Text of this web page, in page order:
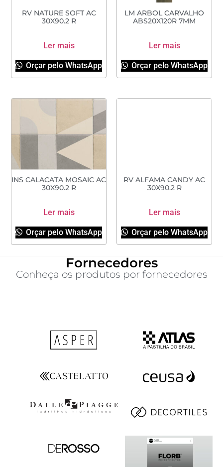
RV NATURE SOFT AC
30X90.2 R
Ler mais
Orçar pelo WhatsApp
LM ARBOL CARVALHO
ABS20X120R 7MM
Ler mais
Orçar pelo WhatsApp
INS CALACATA MOSAIC AC
30X90.2 R
Ler mais
Orçar pelo WhatsApp
RV ALFAMA CANDY AC
30X90.2 R
Ler mais
Orçar pelo WhatsApp
Fornecedores
Conheça os produtos por fornecedores